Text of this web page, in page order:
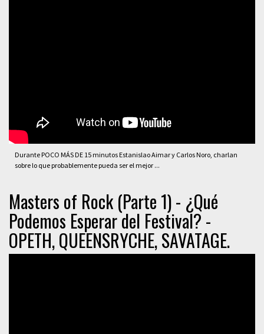
Durante POCO MÁS DE 15 minutos Estanislao Aimar y Carlos Noro, charlan
sobre lo que probablemente pueda ser el mejor ...
Masters of Rock (Parte 1) - ¿Qué
Podemos Esperar del Festival? -
OPETH, QUEENSRYCHE, SAVATAGE.